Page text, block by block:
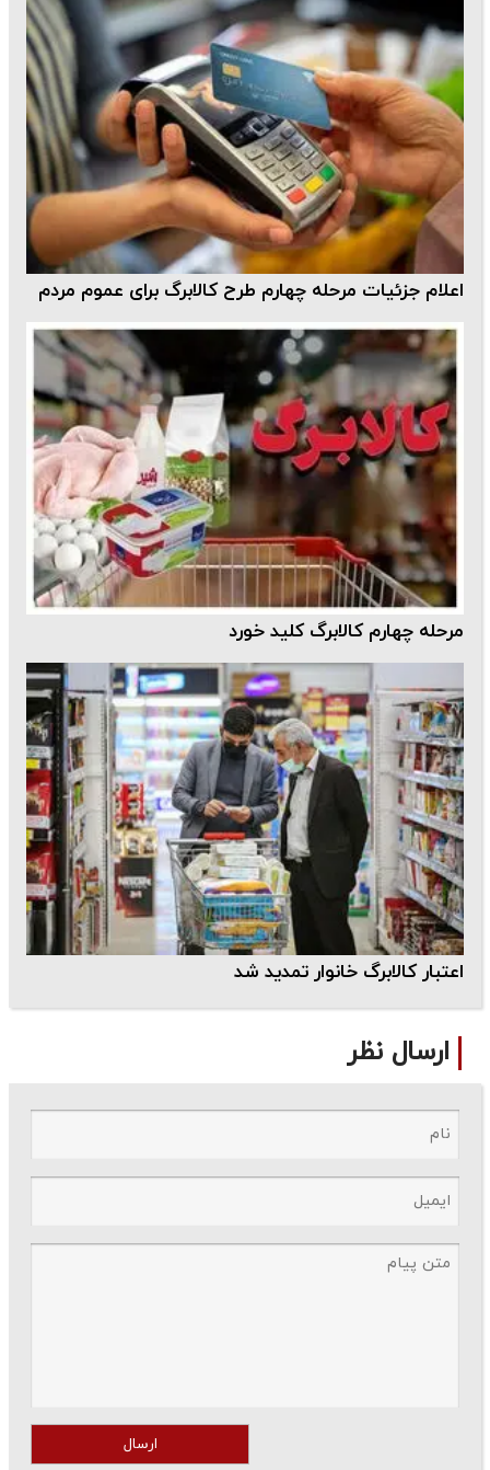
اعلام جزئیات مرحله چهارم طرح کالابرگ برای عموم مردم
مرحله چهارم کالابرگ کلید خورد
اعتبار کالابرگ خانوار تمدید شد
ارسال نظر
ارسال